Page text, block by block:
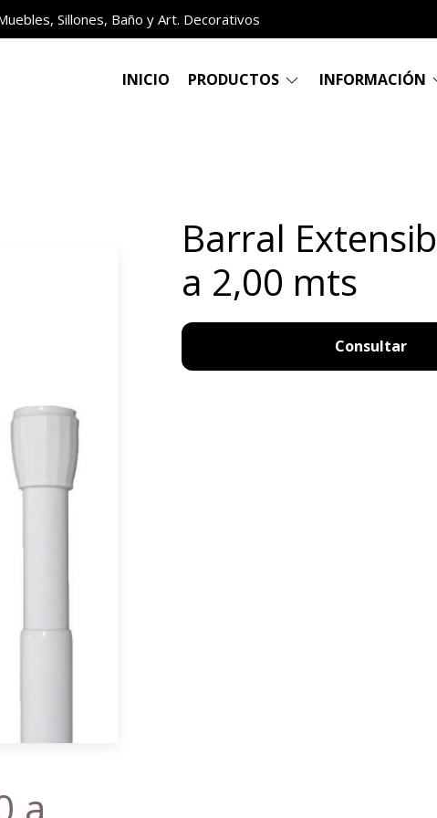
Sillones, Baño y Art. Decorativos
INICIO PRODUCTOS INFORMACIÓN
Barral
a 2,00 mts
Consultar